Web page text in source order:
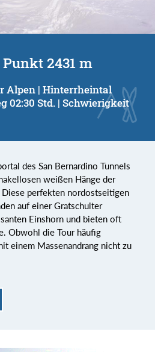
2431 m
Alpen | Hinterrheintal
02:30 Std. | Schwierigkeit
des San Bernardino Tunnels
weißen Hänge der
Diese perfekten nordostseitigen
auf einer Gratschulter
Einshorn und bieten oft
Obwohl die Tour häufig
einem Massenandrang nicht zu